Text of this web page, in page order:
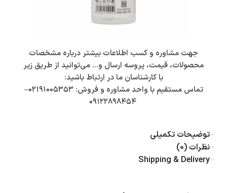
جهت مشاوره و کسب اطلاعات بیشتر درباره مشخصات
محصولات، قیمت، پروسه ارسال و… می‌توانید از طریق زیر
با کارشناسان ما در ارتباط باشید:
تماس مستقیم با واحد مشاوره و فروش: ۰۲۱۹۱۰۰۵۳۵۳–
۰۹۱۲۲۸۹۸۴۵۴
توضیحات تکمیلی
نظرات (0)
Shipping & Delivery